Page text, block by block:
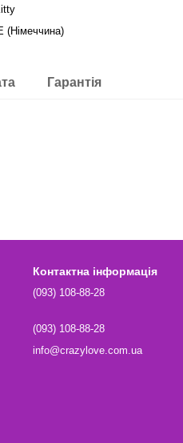
(Німеччина)
Гарантія
Контактна інформація
(093) 108-88-28
(093) 108-88-28
info@crazylove.com.ua